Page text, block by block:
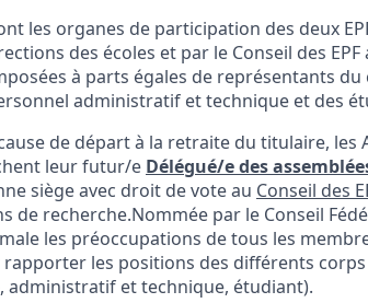
les organes de participation des deux
des écoles et par le Conseil des
à parts égales de représentants
administratif et technique et des
de départ à la retraite du titulaire, les
leur futur/e Délégué/e des assemblées
siège avec droit de vote au Conseil des
de recherche.Nommée par le Conseil
les préoccupations de tous les
rapporter les positions des différents corps
administratif et technique, étudiant).